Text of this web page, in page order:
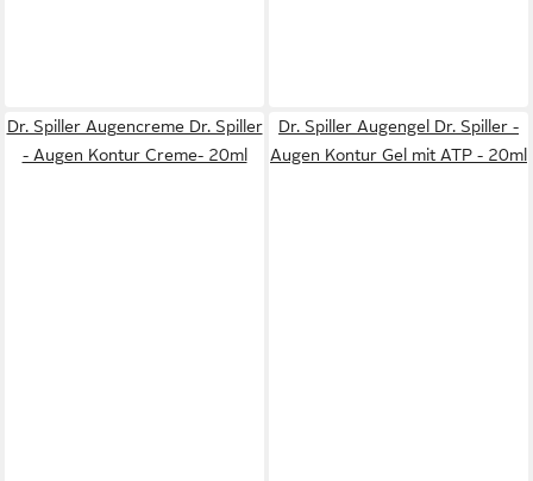
Dr. Spiller Augencreme Dr. Spiller
- Augen Kontur Creme- 20ml
Dr. Spiller Augengel Dr. Spiller -
Augen Kontur Gel mit ATP - 20ml